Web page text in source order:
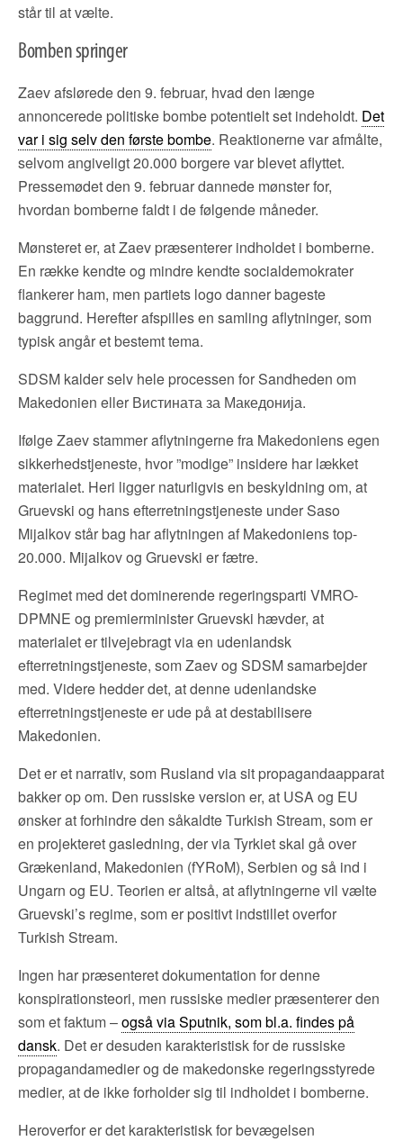
står til at vælte.
Bomben springer
Zaev afslørede den 9. februar, hvad den længe
annoncerede politiske bombe potentielt set indeholdt. Det
var i sig selv den første bombe. Reaktionerne var afmålte,
selvom angiveligt 20.000 borgere var blevet aflyttet.
Pressemødet den 9. februar dannede mønster for,
hvordan bomberne faldt i de følgende måneder.
Mønsteret er, at Zaev præsenterer indholdet i bomberne.
En række kendte og mindre kendte socialdemokrater
flankerer ham, men partiets logo danner bageste
baggrund. Herefter afspilles en samling aflytninger, som
typisk angår et bestemt tema.
SDSM kalder selv hele processen for Sandheden om
Makedonien eller Вистината за Македонија.
Ifølge Zaev stammer aflytningerne fra Makedoniens egen
sikkerhedstjeneste, hvor ”modige” insidere har lækket
materialet. Heri ligger naturligvis en beskyldning om, at
Gruevski og hans efterretningstjeneste under Saso
Mijalkov står bag har aflytningen af Makedoniens top-
20.000. Mijalkov og Gruevski er fætre.
Regimet med det dominerende regeringsparti VMRO-
DPMNE og premierminister Gruevski hævder, at
materialet er tilvejebragt via en udenlandsk
efterretningstjeneste, som Zaev og SDSM samarbejder
med. Videre hedder det, at denne udenlandske
efterretningstjeneste er ude på at destabilisere
Makedonien.
Det er et narrativ, som Rusland via sit propagandaapparat
bakker op om. Den russiske version er, at USA og EU
ønsker at forhindre den såkaldte Turkish Stream, som er
en projekteret gasledning, der via Tyrkiet skal gå over
Grækenland, Makedonien (fYRoM), Serbien og så ind i
Ungarn og EU. Teorien er altså, at aflytningerne vil vælte
Gruevski’s regime, som er positivt indstillet overfor
Turkish Stream.
Ingen har præsenteret dokumentation for denne
konspirationsteori, men russiske medier præsenterer den
som et faktum –også via Sputnik, som bl.a. findes på
dansk. Det er desuden karakteristisk for de russiske
propagandamedier og de makedonske regeringsstyrede
medier, at de ikke forholder sig til indholdet i bomberne.
Heroverfor er det karakteristisk for bevægelsen